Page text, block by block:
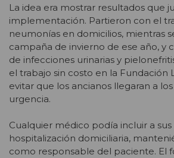
La idea era mostrar resultados que
implementación. Partieron con el
neumonías en domicilios, mientras
campaña de invierno de ese año, y
de infecciones urinarias y
el trabajo sin costo en la Fundación
evitar que los ancianos llegaran a
urgencia.
Cualquier médico podía incluir a
hospitalización domiciliaria,
como responsable del paciente. El